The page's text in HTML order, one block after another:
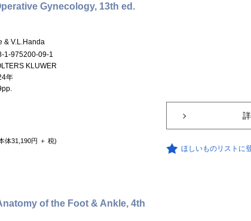
Gynecology, 13th ed.
& V.L.Handa
1-975200-09-1
KLUWER
年
体31,190円 ＋ 税)
ほしいものリストに
of the Foot & Ankle, 4th